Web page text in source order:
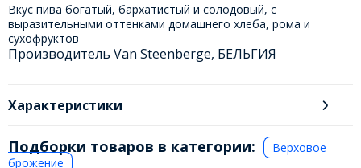
Вкус пива богатый, бархатистый и солодовый, с
выразительными оттенками домашнего хлеба, рома и
сухофруктов
Производитель Van Steenberge, БЕЛЬГИЯ
Характеристики
Подборки товаров в категории:
Верховое
брожение